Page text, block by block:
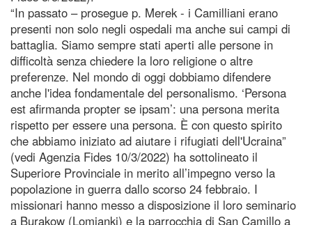
“In passato – prosegue p. Merek - i Camilliani erano
presenti non solo negli ospedali ma anche sui campi di
battaglia. Siamo sempre stati aperti alle persone in
difficoltà senza chiedere la loro religione o altre
preferenze. Nel mondo di oggi dobbiamo difendere
anche l'idea fondamentale del personalismo. ‘Persona
est afirmanda propter se ipsam’: una persona merita
rispetto per essere una persona. È con questo spirito
che abbiamo iniziato ad aiutare i rifugiati dell'Ucraina”
(vedi Agenzia Fides 10/3/2022) ha sottolineato il
Superiore Provinciale in merito all’impegno verso la
popolazione in guerra dallo scorso 24 febbraio. I
missionari hanno messo a disposizione il loro seminario
a Burakow (Lomianki) e la parrocchia di San Camillo a